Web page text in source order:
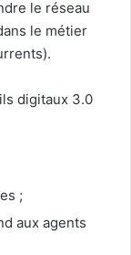
le réseau
le métier
digitaux 3.0
;
aux agents